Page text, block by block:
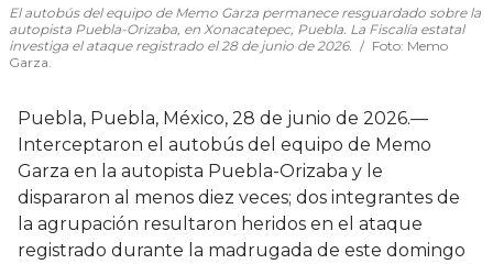
El autobús del equipo de Memo Garza permanece resguardado sobre la
autopista Puebla-Orizaba, en Xonacatepec, Puebla. La Fiscalía estatal
investiga el ataque registrado el 28 de junio de 2026.
Foto: Memo
Garza.
Puebla, Puebla, México, 28 de junio de 2026.—
Interceptaron el autobús del equipo de Memo
Garza en la autopista Puebla-Orizaba y le
dispararon al menos diez veces; dos integrantes de
la agrupación resultaron heridos en el ataque
registrado durante la madrugada de este domingo